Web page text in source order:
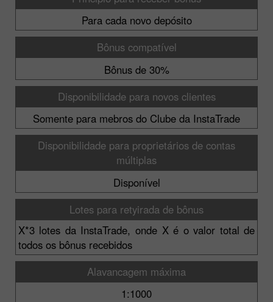
Para cada novo depósito
Bônus compatível
Bônus de 30%
Disponibilidade para novos clientes
Somente para mebros do Clube da InstaTrade
Disponibilidade para proprietários de contas
múltiplas
Disponível
Lotes para retyirada de bônus
X*3 lotes da InstaTrade, onde X é o valor total de
todos os bônus recebidos
Alavancagem máxima
1:1000